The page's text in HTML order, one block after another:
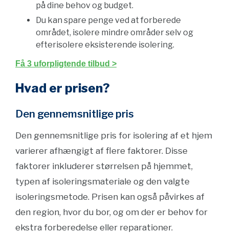
på dine behov og budget.
Du kan spare penge ved at forberede
området, isolere mindre områder selv og
efterisolere eksisterende isolering.
Få 3 uforpligtende tilbud >
Hvad er prisen?
Den gennemsnitlige pris
Den gennemsnitlige pris for isolering af et hjem
varierer afhængigt af flere faktorer. Disse
faktorer inkluderer størrelsen på hjemmet,
typen af isoleringsmateriale og den valgte
isoleringsmetode. Prisen kan også påvirkes af
den region, hvor du bor, og om der er behov for
ekstra forberedelse eller reparationer.